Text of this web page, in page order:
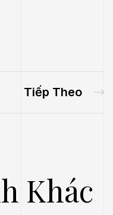
Tiếp Theo
Khác